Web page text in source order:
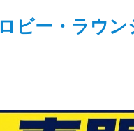
ロビー・ラウン